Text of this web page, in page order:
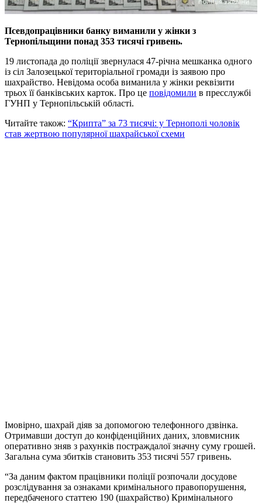
Псевдопрацівники банку виманили у жінки з
Тернопільщини понад 353 тисячі гривень.
19 листопада до поліції звернулася 47-річна мешканка одного
із сіл Залозецької територіальної громади із заявою про
шахрайство. Невідома особа виманила у жінки реквізити
трьох її банківських карток. Про це повідомили в пресслужбі
ГУНП у Тернопільській області.
Читайте також: “Крипта” за 73 тисячі: у Тернополі чоловік
став жертвою популярної шахрайської схеми
Імовірно, шахрай діяв за допомогою телефонного дзвінка.
Отримавши доступ до конфіденційних даних, зловмисник
оперативно зняв з рахунків постраждалої значну суму грошей.
Загальна сума збитків становить 353 тисячі 557 гривень.
“За даним фактом працівники поліції розпочали досудове
розслідування за ознаками кримінального правопорушення,
передбаченого статтею 190 (шахрайство) Кримінального